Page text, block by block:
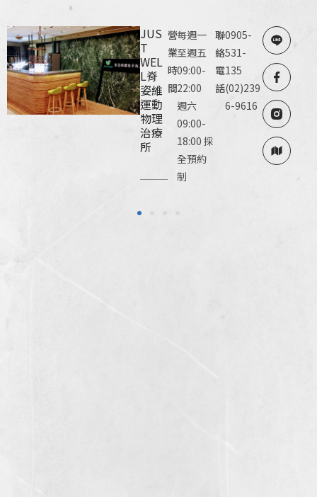
JUS
T
WEL
L脊
姿維
運動
物理
治療
所
營
業
時
間
每週一
至週五
09:00-
22:00
週六
09:00-
18:00 採
全預約
制
聯
絡
電
話
0905-
531-
135
(02)239
6-9616
4